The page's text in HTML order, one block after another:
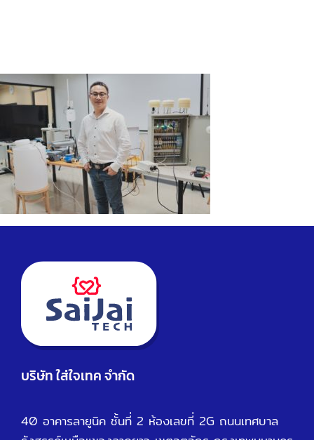
บริษัท ใส่ใจเทค จำกัด
40 อาคารลายูนิค ชั้นที่ 2 ห้องเลขที่ 2G ถนนเทศบาล